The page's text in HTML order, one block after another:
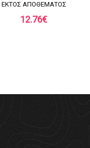
EKTOΣ ΑΠΟΘΕΜΑΤΟΣ
12.76€